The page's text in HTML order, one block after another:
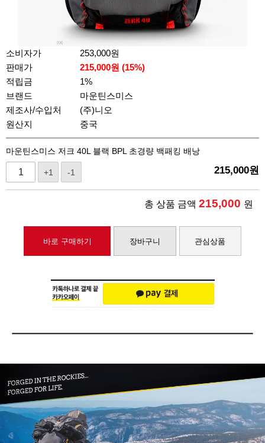
소비자가
253,000원
판매가
215,000원 (15%)
적립금
1%
브랜드
마운틴스미스
제조사/수입처
(주)니오
원산지
중국
마운틴스미스 저크 40L 블랙 BPL 초경량 백패킹 배낭
+1 -1 215,000원
총 상품 금액 215,000 원
바로 구매하기 장바구니 관심상품